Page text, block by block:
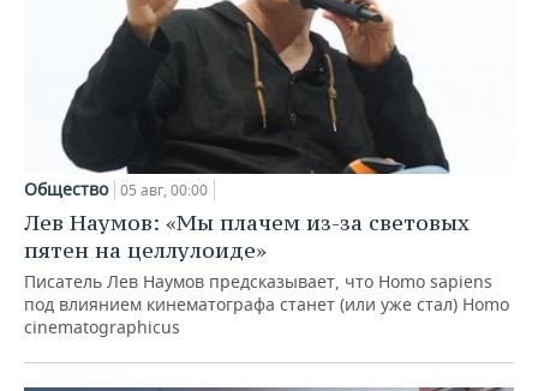
Общество 05 авг, 00:00
Лев Наумов: «Мы плачем из-за световых
пятен на целлулоиде»
Писатель Лев Наумов предсказывает, что Homo sapiens
под влиянием кинематографа станет (или уже стал) Homo
cinematographicus